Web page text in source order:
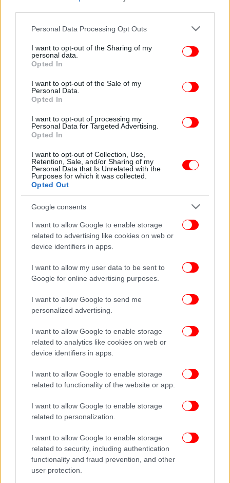
Please note that this website/app uses one or more Google
not limited to your visit or usage behaviour. You may click to
grant or deny consent to Google and its third-party tags to
use your data for below specified purposes in below Google
consent section.
Personal Data Processing Opt Outs
I want to opt-out of the Sharing of my
personal data.
Opted In
I want to opt-out of the Sale of my
Personal Data.
Opted In
I want to opt-out of processing my
Personal Data for Targeted Advertising.
Opted In
I want to opt-out of Collection, Use,
Retention, Sale, and/or Sharing of my
Personal Data that Is Unrelated with the
Purposes for which it was collected.
Opted Out
Google consents
I want to allow Google to enable storage
related to advertising like cookies on web or
device identifiers in apps.
I want to allow my user data to be sent to
Google for online advertising purposes.
I want to allow Google to send me
personalized advertising.
I want to allow Google to enable storage
related to analytics like cookies on web or
device identifiers in apps.
I want to allow Google to enable storage
related to functionality of the website or app.
I want to allow Google to enable storage
related to personalization.
I want to allow Google to enable storage
related to security, including authentication
functionality and fraud prevention, and other
user protection.
ΠΟΛΙΤΙΚΗ 31/01/2019 11:18
Της... γκαζόζας στη Bουλή -Ο Τσίπρας ψάχνει
δεδηλωμένη, ο Καμμένος απειλεί
Καμμένος: Εγώ είπα στον Φωκά να πάει για
γκαζόζα -Θα καταλάβουν τι θα πει
ΠΟΛΙΤΙΚΗ 30/01/2019 16:42
Ο Καμμένος έστειλε μήνυμα στην κυβέρνηση με
την... γκαζόζα του Αριστείδη Φωκά [εικόνα]